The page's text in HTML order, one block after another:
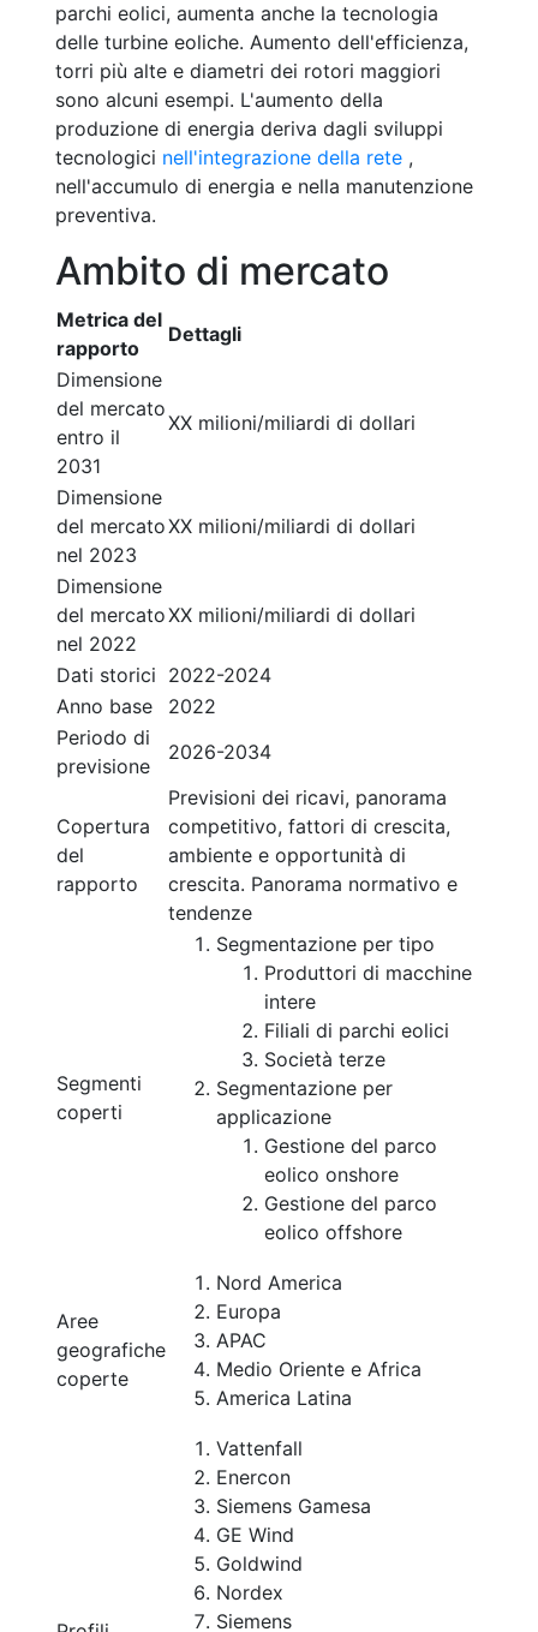
parchi eolici, aumenta anche la tecnologia
delle turbine eoliche. Aumento dell'efficienza,
torri più alte e diametri dei rotori maggiori
sono alcuni esempi. L'aumento della
produzione di energia deriva dagli sviluppi
tecnologici nell'integrazione della rete ,
nell'accumulo di energia e nella manutenzione
preventiva.
Ambito di mercato
Metrica del
rapporto
Dettagli
Dimensione
del mercato
entro il
2031
XX milioni/miliardi di dollari
Dimensione
del mercato
nel 2023
XX milioni/miliardi di dollari
Dimensione
del mercato
nel 2022
XX milioni/miliardi di dollari
Dati storici 2022-2024
Anno base
2022
Periodo di
previsione
2026-2034
Copertura
del
rapporto
Previsioni dei ricavi, panorama
competitivo, fattori di crescita,
ambiente e opportunità di
crescita. Panorama normativo e
tendenze
Segmenti
coperti
Segmentazione per tipo
Produttori di macchine
intere
Filiali di parchi eolici
Società terze
Segmentazione per
applicazione
Gestione del parco
eolico onshore
Gestione del parco
eolico offshore
Aree
geografiche
coperte
Nord America
Europa
APAC
Medio Oriente e Africa
America Latina
Vattenfall
Enercon
Siemens Gamesa
GE Wind
Goldwind
Nordex
Siemens